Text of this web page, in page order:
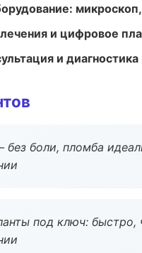
и цифровое
и
боли, пломба
под ключ: быстро,